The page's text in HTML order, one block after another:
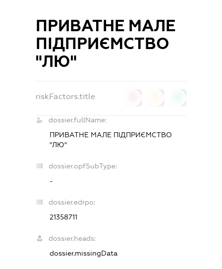
ПРИВАТНЕ МАЛЕ
ПІДПРИЄМСТВО
"ЛЮ"
riskFactors.title
dossier.fullName:
ПРИВАТНЕ МАЛЕ ПІДПРИЄМСТВО
"ЛЮ"
dossier.opfSubType:
-
dossier.edrpo:
21358711
dossier.heads:
dossier.missingData